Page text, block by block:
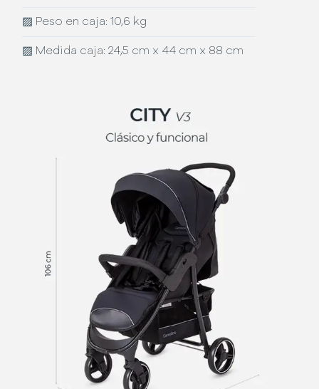
▨ Peso en caja: 10,6 kg
▨ Medida caja: 24,5 cm x 44 cm x 88 cm